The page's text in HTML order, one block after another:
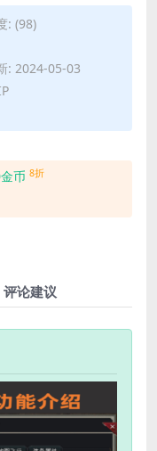
: (98)
: 2024-05-03
币 8折
评论建议